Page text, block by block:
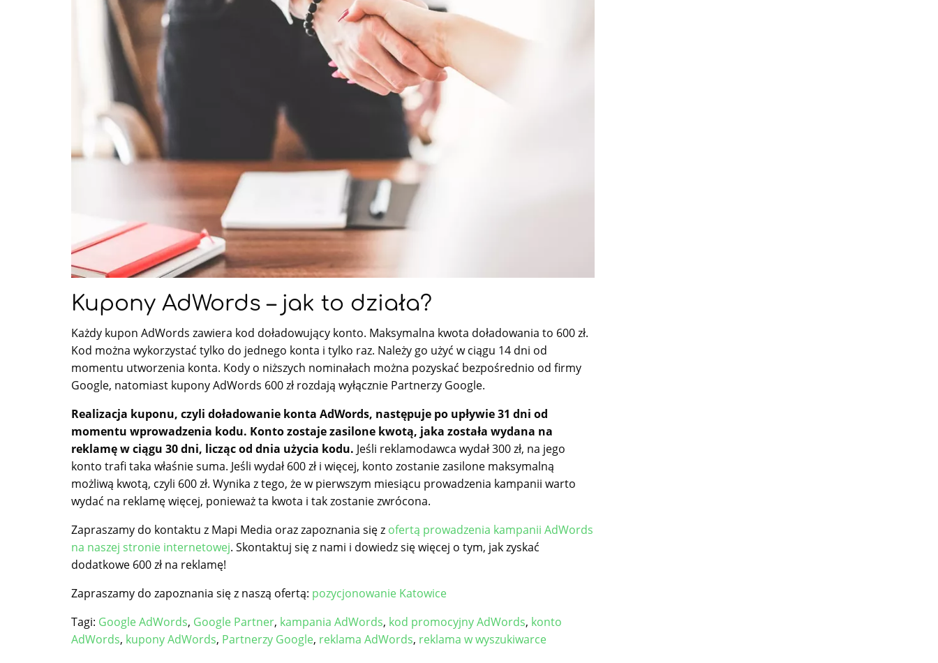
Kupony AdWords – jak to działa?
Każdy kupon AdWords zawiera kod doładowujący konto. Maksymalna kwota doładowania to 600 zł.
Kod można wykorzystać tylko do jednego konta i tylko raz. Należy go użyć w ciągu 14 dni od
momentu utworzenia konta. Kody o niższych nominałach można pozyskać bezpośrednio od firmy
Google, natomiast kupony AdWords 600 zł rozdają wyłącznie Partnerzy Google.
Realizacja kuponu, czyli doładowanie konta AdWords, następuje po upływie 31 dni od
momentu wprowadzenia kodu. Konto zostaje zasilone kwotą, jaka została wydana na
reklamę w ciągu 30 dni, licząc od dnia użycia kodu. Jeśli reklamodawca wydał 300 zł, na jego
konto trafi taka właśnie suma. Jeśli wydał 600 zł i więcej, konto zostanie zasilone maksymalną
możliwą kwotą, czyli 600 zł. Wynika z tego, że w pierwszym miesiącu prowadzenia kampanii warto
wydać na reklamę więcej, ponieważ ta kwota i tak zostanie zwrócona.
Zapraszamy do kontaktu z Mapi Media oraz zapoznania się z ofertą prowadzenia kampanii AdWords
na naszej stronie internetowej. Skontaktuj się z nami i dowiedz się więcej o tym, jak zyskać
dodatkowe 600 zł na reklamę!
Zapraszamy do zapoznania się z naszą ofertą: pozycjonowanie Katowice
Tagi: Google AdWords, Google Partner, kampania AdWords, kod promocyjny AdWords, konto
AdWords, kupony AdWords, Partnerzy Google, reklama AdWords, reklama w wyszukiwarce